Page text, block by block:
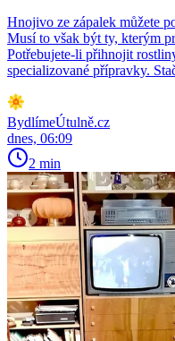
Hnojivo ze zápalek můžete
Musí to však být ty, kterým
Potřebujete-li přihnojit
specializované přípravky.
BydlímeÚtulně.cz
dnes, 06:09
2 min